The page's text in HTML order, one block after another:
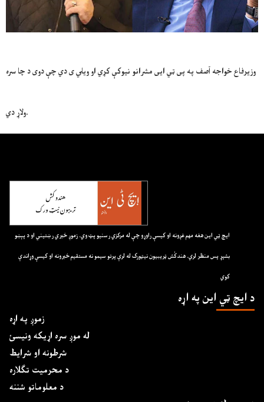
وزیرفاع خواجه آصف په پی ټي ایی مشرانو نیوکې کړي او ویلي ی دي چې دوی د چا سره
ولاړ دي.
ايچ ټي اين هغه مهم غږونه او کيسې راوړو چې له مرکزي رسنيو پټ وي. زموږ خبري رښتيني او د پېښو
بشپړ پس منظر لري. هندکُش ټريبيون نيټورک له لرې پرتو سيمو نه مستقيم خبرونه او کيسې وړاندې
کوي
د ايچ ټي اين په اړه
زموږ په اړه
له موږ سره اړیکه ونیسئ
شرطونه او شرایط
د محرمیت تګلاره
د معلوماتو شننه